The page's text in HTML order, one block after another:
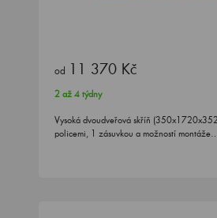
od 11 370 Kč
2 až 4 týdny
Vysoká dvoudveřová skříň
policemi, 1 zásuvkou a možností